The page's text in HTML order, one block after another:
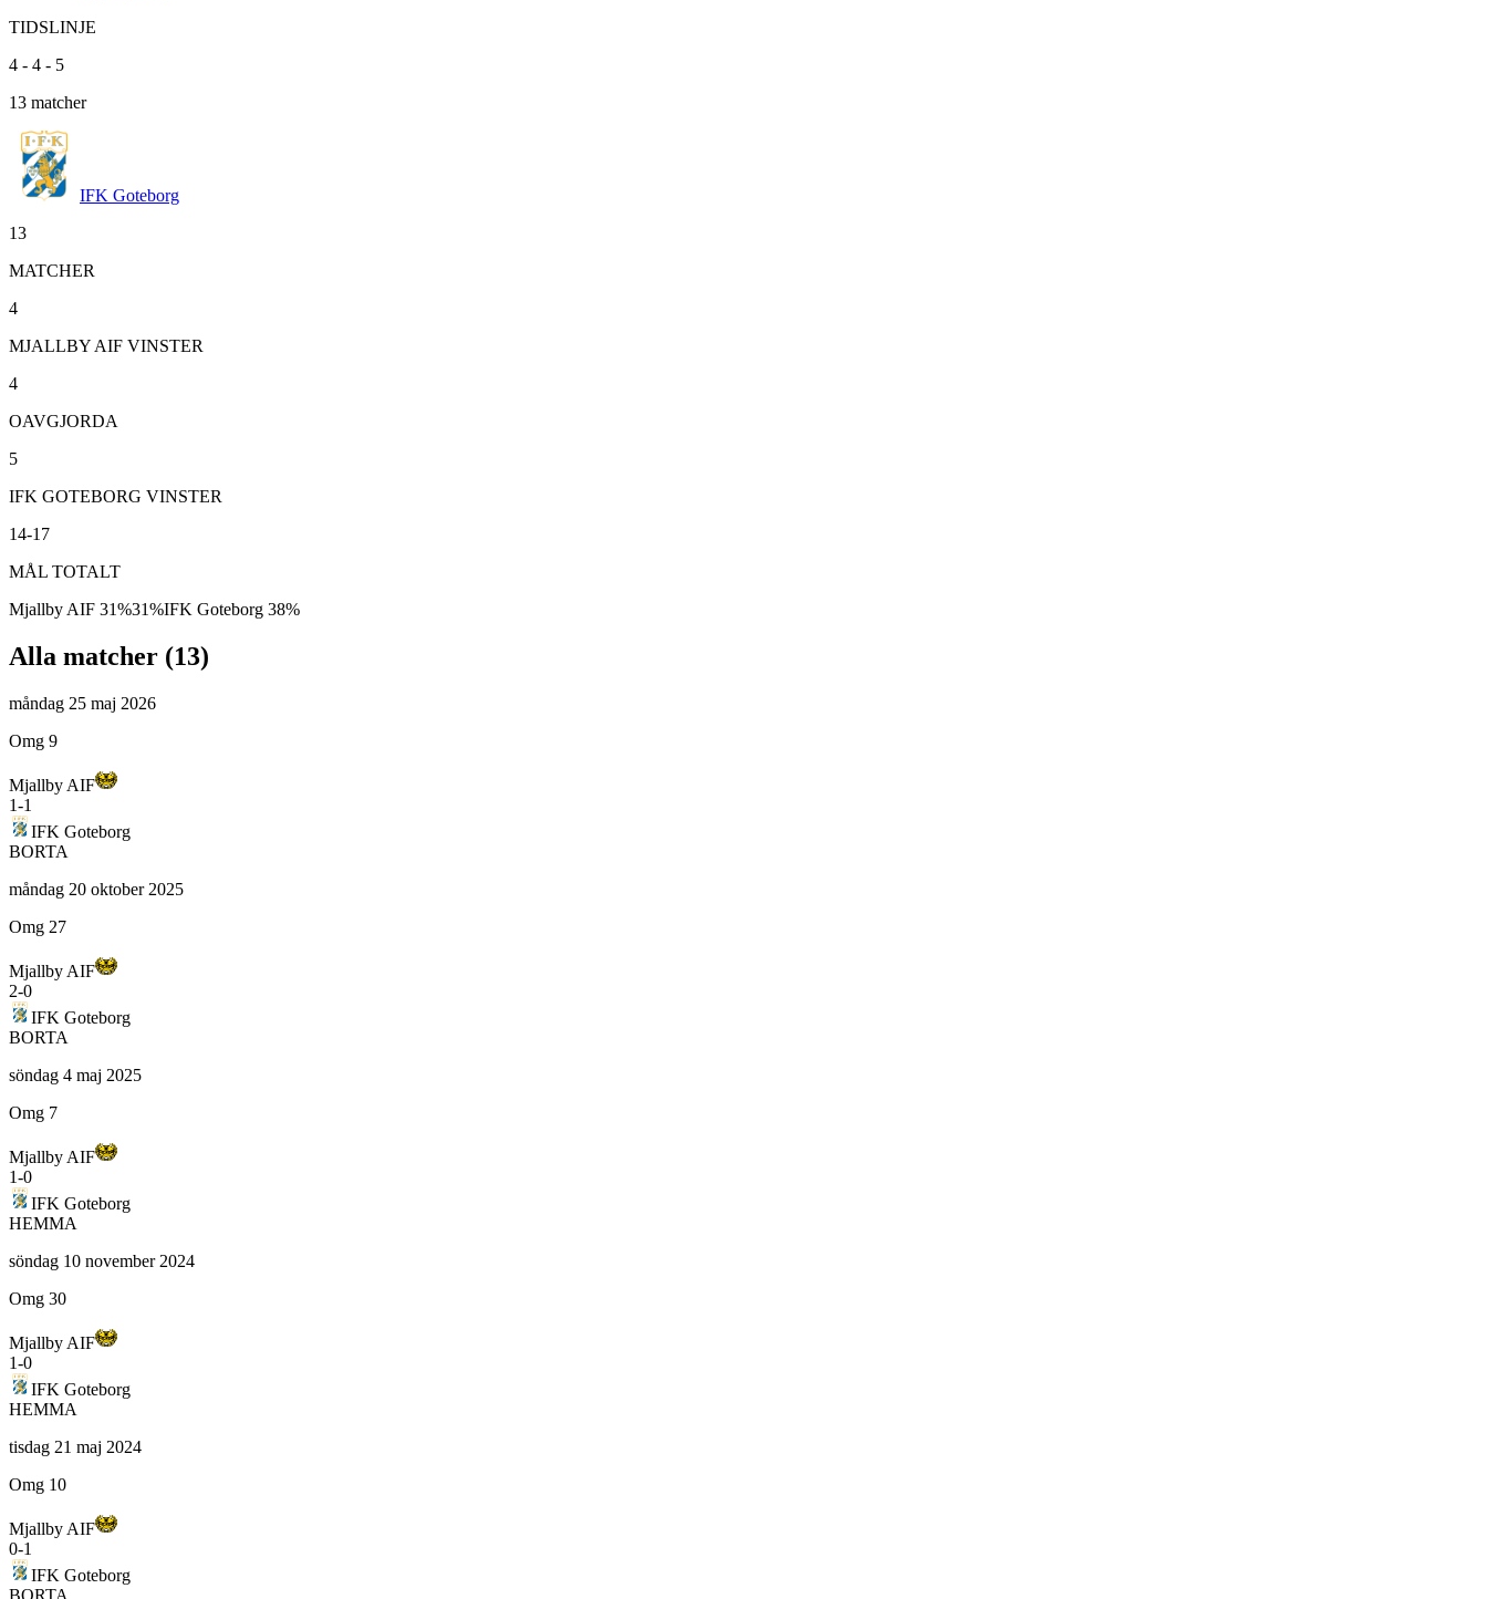
TIDSLINJE
4 - 4 - 5
13 matcher
IFK Goteborg
13
MATCHER
4
MJALLBY AIF VINSTER
4
OAVGJORDA
5
IFK GOTEBORG VINSTER
14-17
MÅL TOTALT
Mjallby AIF 31%31%IFK Goteborg 38%
Alla matcher (13)
måndag 25 maj 2026
Omg 9
Mjallby AIF
1-1
IFK Goteborg
BORTA
måndag 20 oktober 2025
Omg 27
Mjallby AIF
2-0
IFK Goteborg
BORTA
söndag 4 maj 2025
Omg 7
Mjallby AIF
1-0
IFK Goteborg
HEMMA
söndag 10 november 2024
Omg 30
Mjallby AIF
1-0
IFK Goteborg
HEMMA
tisdag 21 maj 2024
Omg 10
Mjallby AIF
0-1
IFK Goteborg
BORTA